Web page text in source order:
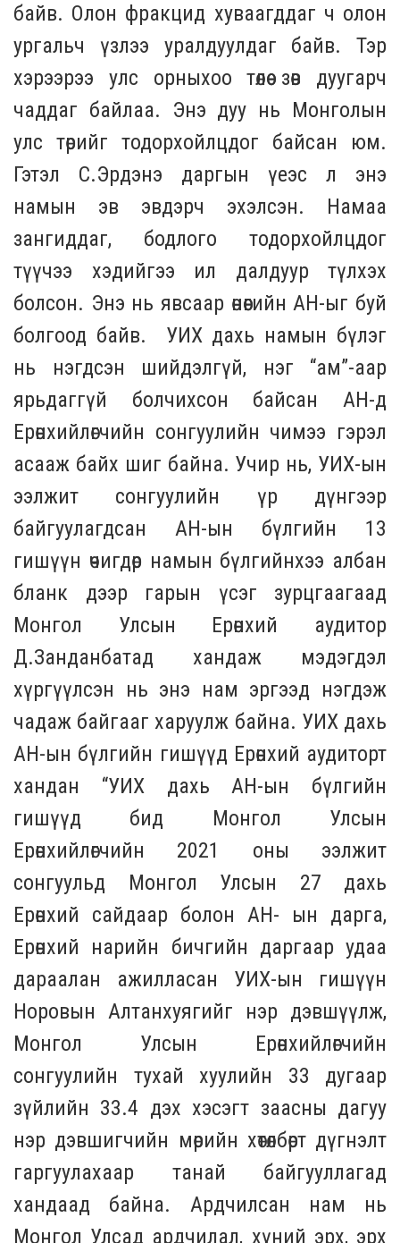
байв. Олон фракцид хуваагддаг ч олон
ургальч үзлээ уралдуулдаг байв. Тэр
хэрээрээ улс орныхоо төлөө зөв дуугарч
чаддаг байлаа. Энэ дуу нь Монголын
улс төрийг тодорхойлцдог байсан юм.
Гэтэл С.Эрдэнэ даргын үеэс л энэ
намын эв эвдэрч эхэлсэн. Намаа
зангиддаг, бодлого тодорхойлцдог
түүчээ хэдийгээ ил далдуур түлхэх
болсон. Энэ нь явсаар өнөөгийн АН-ыг буй
болгоод байв. УИХ дахь намын бүлэг
нь нэгдсэн шийдэлгүй, нэг “ам”-аар
ярьдаггүй болчихсон байсан АН-д
Ерөнхийлөгчийн сонгуулийн чимээ гэрэл
асааж байх шиг байна. Учир нь, УИХ-ын
ээлжит сонгуулийн үр дүнгээр
байгуулагдсан АН-ын бүлгийн 13
гишүүн өчигдөр намын бүлгийнхээ албан
бланк дээр гарын үсэг зурцгаагаад
Монгол Улсын Ерөнхий аудитор
Д.Занданбатад хандаж мэдэгдэл
хүргүүлсэн нь энэ нам эргээд нэгдэж
чадаж байгааг харуулж байна. УИХ дахь
АН-ын бүлгийн гишүүд Ерөнхий аудиторт
хандан “УИХ дахь АН-ын бүлгийн
гишүүд бид Монгол Улсын
Ерөнхийлөгчийн 2021 оны ээлжит
сонгуульд Монгол Улсын 27 дахь
Ерөнхий сайдаар болон АН- ын дарга,
Ерөнхий нарийн бичгийн даргаар удаа
дараалан ажилласан УИХ-ын гишүүн
Норовын Алтанхуягийг нэр дэвшүүлж,
Монгол Улсын Ерөнхийлөгчийн
сонгуулийн тухай хуулийн 33 дугаар
зүйлийн 33.4 дэх хэсэгт заасны дагуу
нэр дэвшигчийн мөрийн хөтөлбөрт дүгнэлт
гаргуулахаар танай байгууллагад
хандаад байна. Ардчилсан нам нь
Монгол Улсад ардчилал, хүний эрх, эрх